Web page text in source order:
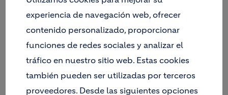
y la biodiversidad asociada, así como la interacción
entre la sociedad y el río. El objetivo es acercar a la
ciudadanía la riqueza ecológica de los sistemas
fluviales, en especial del Besós, y fomentar su
conservación a través de una experiencia
participativa.
Como actividad complementaria, se organizará un
experiencia de navegación web, ofrecer
contenido personalizado, proporcionar
funciones de redes sociales y analizar el
tráfico en nuestro sitio web. Estas cookies
también pueden ser utilizadas por terceros
proveedores. Desde las siguientes opciones